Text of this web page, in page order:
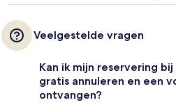
Veelgestelde vragen
Kan ik mijn reservering bij
gratis annuleren en een
ontvangen?